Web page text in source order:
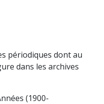
périodiques dont au
dans les archives
(1900-